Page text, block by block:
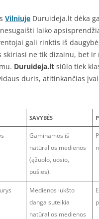
Vilniuje Duruideja.lt dėka
laiko
gali rinktis iš
skiriasi ne tik dizainu, bet ir
Duruideja.lt siūlo tiek
duris, atitinkančias
SAVYBĖS
Gaminamos iš
natūralios medienos
(ąžuolo, uosio,
pušies).
Medienos lukšto
danga suteikia
natūralios medienos